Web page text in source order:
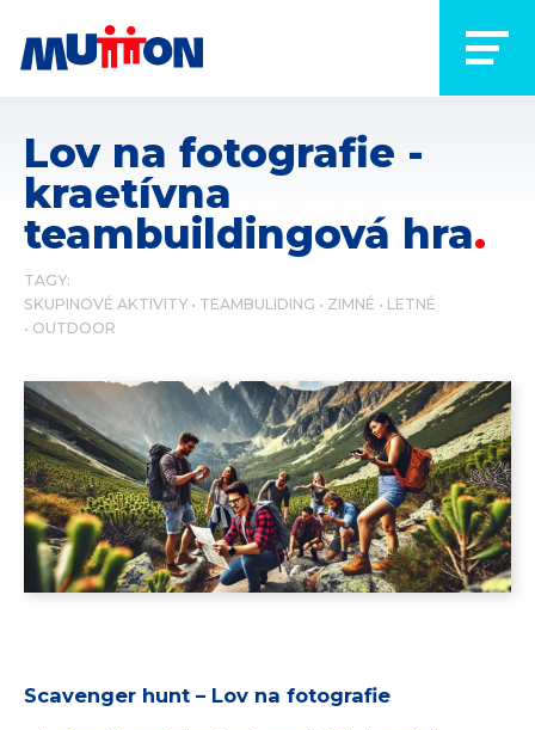
Lov na fotografie -
kraetívna
teambuildingová hra
TAGY:
SKUPINOVÉ AKTIVITY
TEAMBULIDING ZIMNÉ
LETNÉ
OUTDOOR
Scavenger hunt – Lov na fotografie